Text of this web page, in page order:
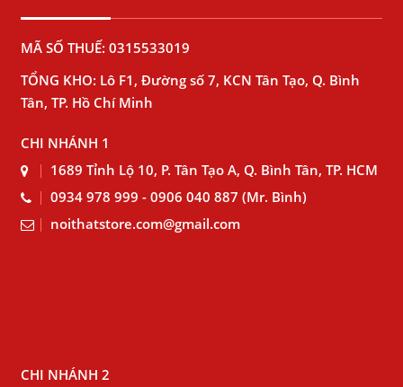
MÃ SỐ THUẾ: 0315533019
TỔNG KHO: Lô F1, Đường số 7, KCN Tân Tạo, Q. Bình
Tân, TP. Hồ Chí Minh
CHI NHÁNH 1
1689 Tỉnh Lộ 10, P. Tân Tạo A, Q. Bình Tân, TP. HCM
0934 978 999 - 0906 040 887 (Mr. Bình)
noithatstore.com@gmail.com
CHI NHÁNH 2